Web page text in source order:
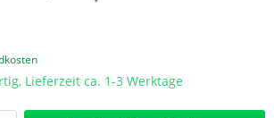
Lieferzeit ca. 1-3 Werktage